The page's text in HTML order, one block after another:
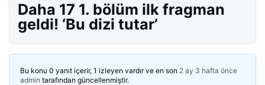
Daha 17 1. bölüm ilk fragman
geldi! ‘Bu dizi tutar’
Bu konu 0 yanıt içerir, 1 izleyen vardır ve en son 2 ay 3 hafta önce
admin tarafından güncellenmiştir.